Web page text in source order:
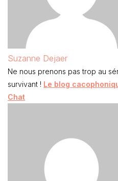
Suzanne Dejaer
Ne nous prenons pas trop au
survivant ! Le blog
Chat